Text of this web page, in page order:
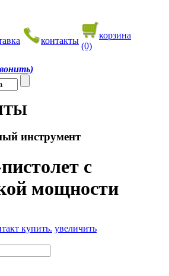
контакты
корзина
(0)
инструмент
с
мощности
увеличить